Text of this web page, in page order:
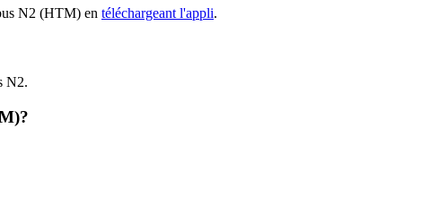
N2 (HTM) en téléchargeant l'appli.
N2.